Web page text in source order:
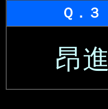
Ｑ．３
昂進